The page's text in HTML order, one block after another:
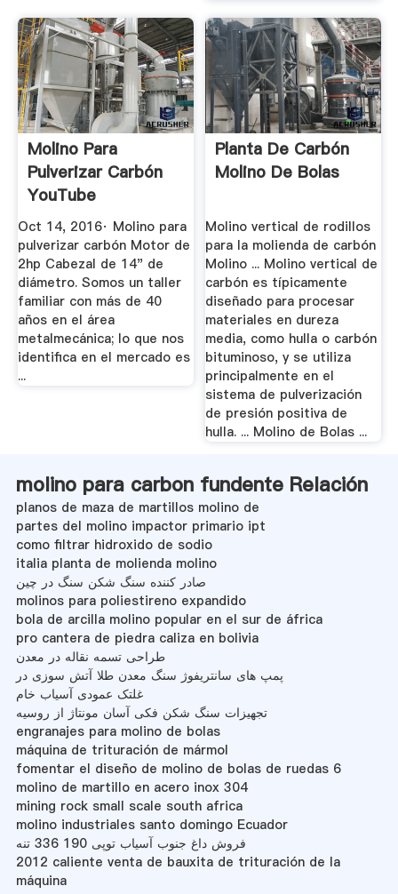
Molino Para
Pulverizar Carbón
YouTube
Oct 14, 2016· Molino para
pulverizar carbón Motor de
2hp Cabezal de 14" de
diámetro. Somos un taller
familiar con más de 40
años en el área
metalmecánica; lo que nos
identifica en el mercado es
...
Planta De Carbón
Molino De Bolas
Molino vertical de rodillos
para la molienda de carbón
Molino ... Molino vertical de
carbón es típicamente
diseñado para procesar
materiales en dureza
media, como hulla o carbón
bituminoso, y se utiliza
principalmente en el
sistema de pulverización
de presión positiva de
hulla. ... Molino de Bolas ...
molino para carbon fundente Relación
planos de maza de martillos molino de
partes del molino impactor primario ipt
como filtrar hidroxido de sodio
italia planta de molienda molino
صادر کننده سنگ شکن سنگ در چین
molinos para poliestireno expandido
bola de arcilla molino popular en el sur de áfrica
pro cantera de piedra caliza en bolivia
طراحی تسمه نقاله در معدن
پمپ های سانتریفوژ سنگ معدن طلا آتش سوزی در
غلتک عمودی آسیاب خام
تجهیزات سنگ شکن فکی آسان مونتاژ از روسیه
engranajes para molino de bolas
máquina de trituración de mármol
fomentar el diseño de molino de bolas de ruedas 6
molino de martillo en acero inox 304
mining rock small scale south africa
molino industriales santo domingo Ecuador
فروش داغ جنوب آسیاب توپی 190 336 تنه
2012 caliente venta de bauxita de trituración de la
máquina